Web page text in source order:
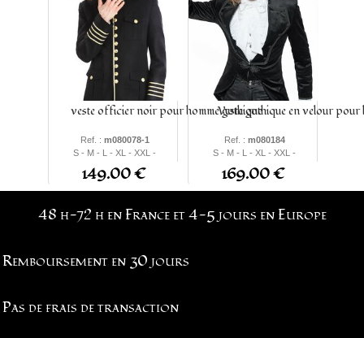
veste officier noir pour homme gothique
Ref. : m080078-1
S - M - L - XL - XXL -
XXXL
149.00 €
Veste gothique en velour pour
Ref. : m080184
S - M - L - XL - XXL -
XXXL
169.00 €
48 h-72 h en France et 4-5 jours en Europe
Remboursement en 30 jours
Pas de frais de transaction